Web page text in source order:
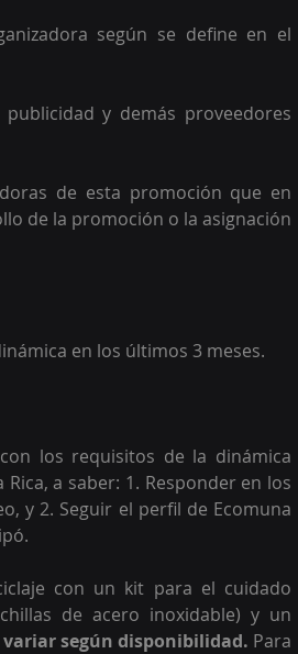
según se define en el
y demás proveedores
de esta promoción que en
de la promoción o la asignación
en los últimos 3 meses.
los requisitos de la dinámica
a saber: 1. Responder en los
y 2. Seguir el perfil de Ecomuna
con un kit para el cuidado
de acero inoxidable) y un
según disponibilidad. Para